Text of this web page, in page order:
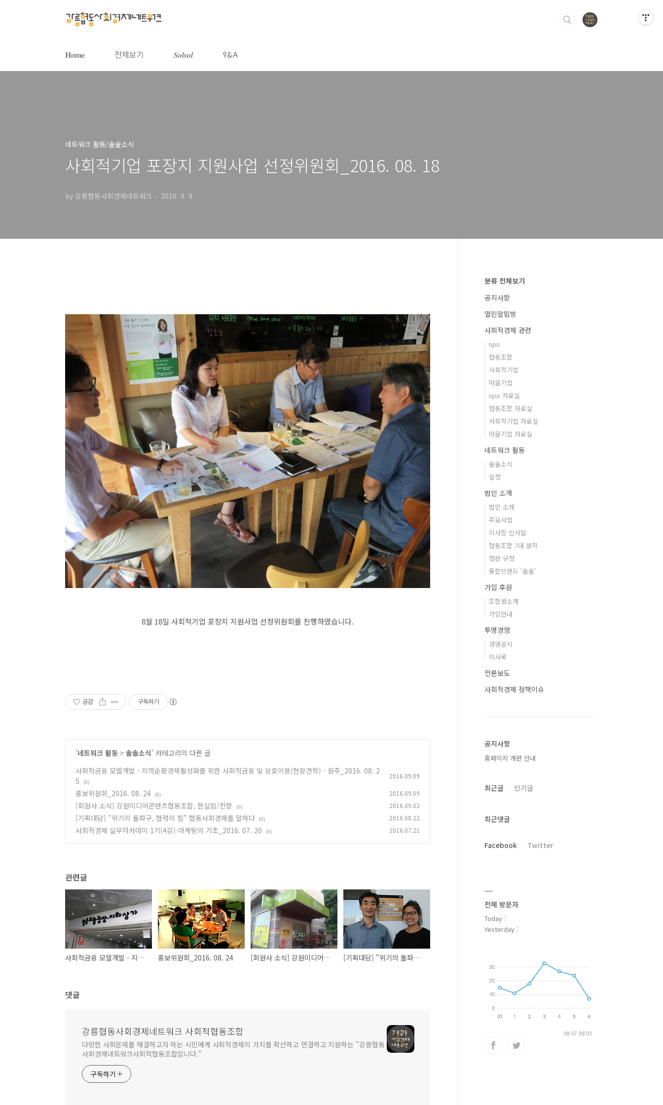
𝐇𝐨𝐦𝐞 전체보기 𝑺𝒐𝒍𝒔𝒐𝒍 𐌒&𐌀
네트워크 활동/솔솔소식
사회적기업 포장지 지원사업 선정위원회_2016. 08. 18
by 강릉협동사회경제네트워크 2016. 9. 9.
8월 18일 사회적기업 포장지 지원사업 선정위원회를 진행하였습니다.
공감 구독하기
'네트워크 활동 > 솔솔소식' 카테고리의 다른 글
사회적금융 모델개발 - 지역순환경제활성화를 위한 사회적금융 및 상호이용(현장견학) - 원주_2016. 08. 2
5
(0)
2016.09.09
홍보위원회_2016. 08. 24 (0) 2016.09.09
[회원사 소식] 강원미디어콘텐츠협동조합, 한살림/천향 (0) 2016.09.02
[기획대담] "위기의 돌파구, 협력의 힘" 협동사회경제를 말하다 (0) 2016.08.22
사회적경제 실무아카데미 1기(4강)-마케팅의 기초_2016. 07. 20 (0) 2016.07.21
관련글
사회적금융 모델개발 - 지역순환경제활성화를 위한 사회적금융 및 상호이용(현장견학) - 원주_2016. 08. 25 홍보위원회_2016. 08. 24 [회원사 소식] 강원미디어콘텐츠협동조합, 한살림/천향 [기획대담] "위기의 돌파구, 협력의 힘" 협동사회경제를 말하다
댓글
강릉협동사회경제네트워크 사회적협동조합
다양한 사회문제를 해결하고자 하는 시민에게 사회적경제의 가치를 확산하고 연결하고 지원하는 "강릉협동
사회경제네트워크사회적협동조합입니다."
구독하기
분류 전체보기
공지사항
열린알림방
사회적경제 관련
npo
협동조합
사회적기업
마을기업
npo 자료실
협동조합 자료실
사회적기업 자료실
마을기업 자료실
네트워크 활동
솔솔소식
일정
법인 소개
법인 소개
주요사업
이사장 인사말
협동조합 7대 원칙
정관 규정
통합브랜드 '솔솔'
가입 후원
조합원소개
가입안내
투명경영
경영공시
의사록
언론보도
사회적경제 정책이슈
공지사항
홈페이지 개편 안내
최근글 인기글
최근댓글
Facebook Twitter
전체 방문자
Today :
Yesterday :
08-07 08:03